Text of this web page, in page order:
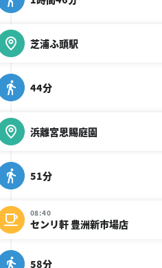
芝浦ふ頭駅
44分
浜離宮恩賜庭園
51分
08:40
センリ軒 豊洲新市場店
58分